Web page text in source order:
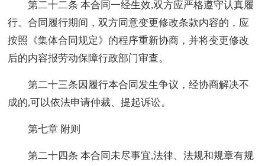
第二十二条 本合同一经生效,双方应严格遵守认真履
行。合同履行期间，双方同意变更修改条款内容的，应
按照《集体合同规定》的程序重新协商，并将变更修改
后的内容报劳动保障行政部门审查。
第二十三条因履行本合同发生争议，经协商解决不
成的,可以依法申请仲裁、提起诉讼。
第七章 附则
第二十四条 本合同未尽事宜,法律、法规和规章有规